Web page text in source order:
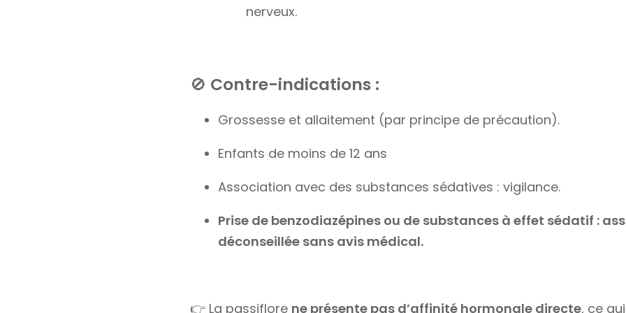
nerveux.
🚫 Contre-indications :
Grossesse et allaitement (par principe de précaution).
Enfants de moins de 12 ans
Association avec des substances sédatives : vigilance.
Prise de benzodiazépines ou de substances à effet sédatif :
déconseillée sans avis médical.
👉 La passiflore ne présente pas d’affinité hormonale directe, ce